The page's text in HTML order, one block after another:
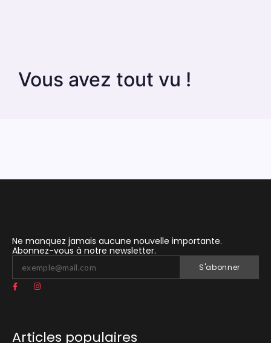
Vous avez tout vu !
Ne manquez jamais aucune nouvelle importante.
Abonnez-vous à notre newsletter.
S'abonner
Articles populaires